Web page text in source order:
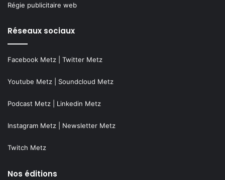
Régie publicitaire web
Réseaux sociaux
Facebook Metz Twitter Metz
Youtube Metz Soundcloud Metz
Podcast Metz Linkedin Metz
Instagram Metz Newsletter Metz
Twitch Metz
Nos éditions